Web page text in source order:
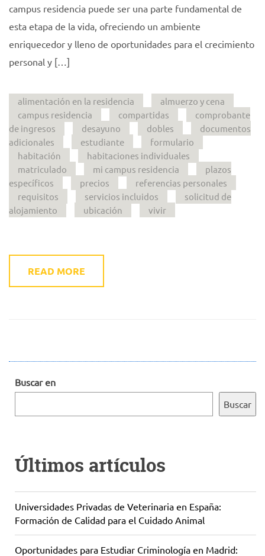
campus residencia puede ser una parte fundamental de
esta etapa de la vida, ofreciendo un ambiente
enriquecedor y lleno de oportunidades para el crecimiento
personal y […]
alimentación en la residencia
almuerzo y cena
campus residencia
compartidas
comprobante
de ingresos
desayuno dobles
documentos
adicionales
estudiante
formulario
habitación
habitaciones individuales
matriculado
mi campus residencia
plazos
específicos
precios
referencias personales
requisitos
servicios incluidos
solicitud de
alojamiento
ubicación vivir
READ MORE
Buscar en
Buscar
Últimos artículos
Universidades Privadas de Veterinaria en España:
Formación de Calidad para el Cuidado Animal
Oportunidades para Estudiar Criminología en Madrid: